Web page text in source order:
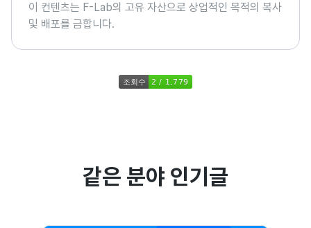
이 컨텐츠는 F-Lab의 고유 자산으로 상업적인 목적의 복사
및 배포를 금합니다.
같은 분야 인기글